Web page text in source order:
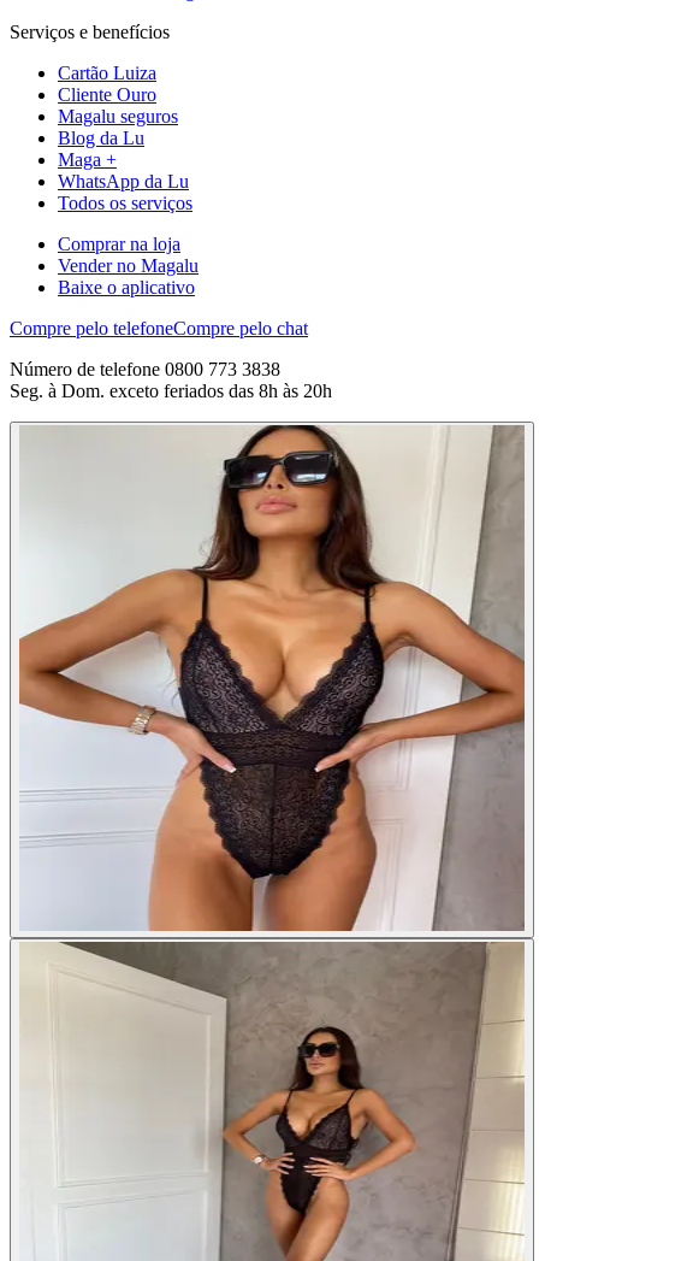
Serviços e benefícios
Cartão Luiza
Cliente Ouro
Magalu seguros
Blog da Lu
Maga +
WhatsApp da Lu
Todos os serviços
Comprar na loja
Vender no Magalu
Baixe o aplicativo
Compre pelo telefoneCompre pelo chat
Número de telefone 0800 773 3838
Seg. à Dom. exceto feriados das 8h às 20h